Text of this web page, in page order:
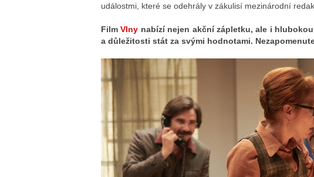
událostmi, které se odehrály v zákulisí mezinárodní
FilmVlny nabízí nejen akční zápletku, ale i
a důležitosti stát za svými hodnotami.